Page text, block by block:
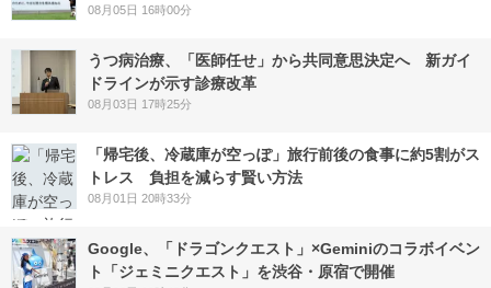
08月05日 16時00分
うつ病治療、「医師任せ」から共同意思決定へ 新ガイ
ドラインが示す診療改革
08月03日 17時25分
「帰宅後、冷蔵庫が空っぽ」旅行前後の食事に約5割がス
トレス 負担を減らす賢い方法
08月01日 20時33分
Google、「ドラゴンクエスト」×Geminiのコラボイベン
ト「ジェミニクエスト」を渋谷・原宿で開催